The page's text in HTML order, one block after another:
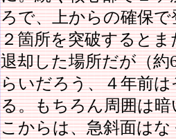
ろで、上からの確保
２箇所を突破すると
退却した場所だが（約
らいだろう、４年前
る。もちろん周囲は
こからは、急斜面は